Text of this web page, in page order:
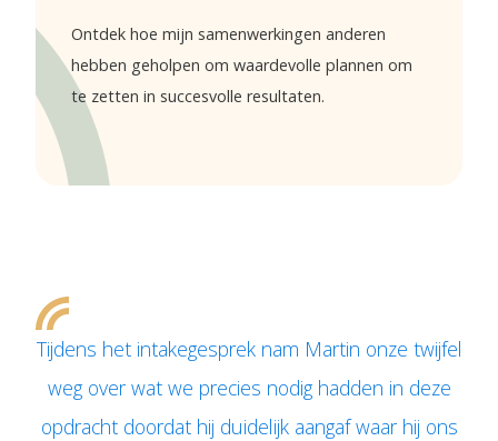
Ontdek hoe mijn samenwerkingen anderen
hebben geholpen om waardevolle plannen om
te zetten in succesvolle resultaten.
Tijdens het intakegesprek nam Martin onze twijfel
weg over wat we precies nodig hadden in deze
opdracht doordat hij duidelijk aangaf waar hij ons